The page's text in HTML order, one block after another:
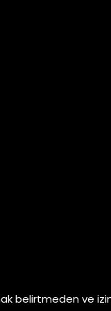
belirtmeden ve